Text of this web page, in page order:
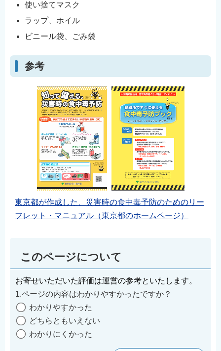
使い捨てマスク
ラップ、ホイル
ビニール袋、ごみ袋
参考
東京都が作成した、災害時の食中毒予防のためのリー
フレット・マニュアル（東京都のホームページ）
このページについて
お寄せいただいた評価は運営の参考といたします。
1.ページの内容はわかりやすかったですか？
わかりやすかった
どちらともいえない
わかりにくかった